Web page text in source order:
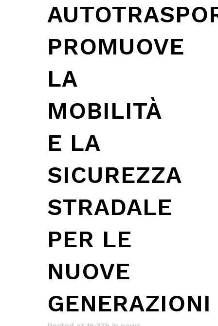
PROMUOVE
LA
MOBILITÀ
E LA
SICUREZZA
STRADALE
PER LE
NUOVE
GENERAZIONI